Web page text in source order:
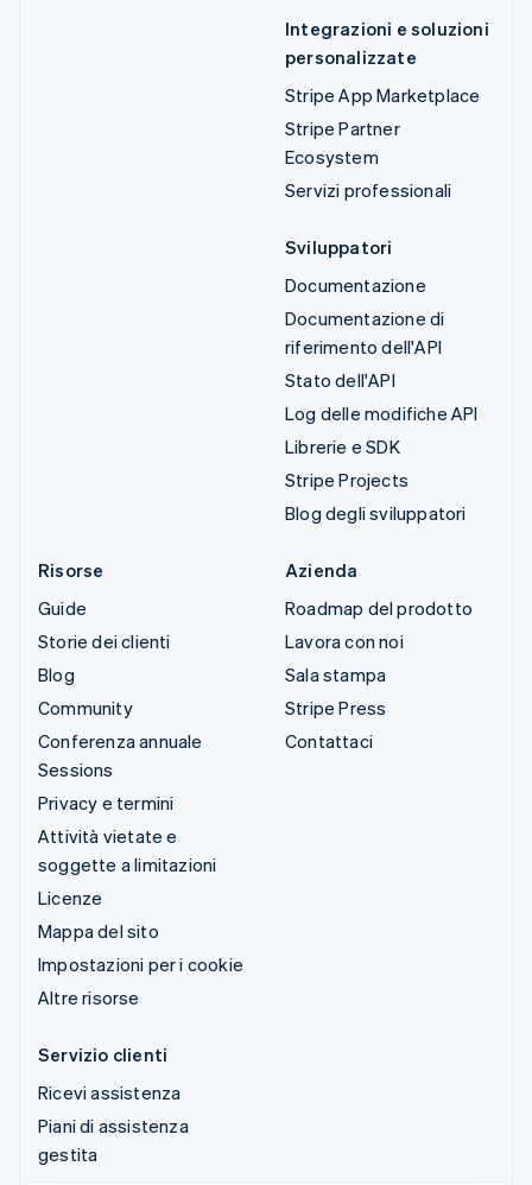
Integrazioni e soluzioni
personalizzate
Stripe App Marketplace
Stripe Partner
Ecosystem
Servizi professionali
Sviluppatori
Documentazione
Documentazione di
riferimento dell'API
Stato dell'API
Log delle modifiche API
Librerie e SDK
Stripe Projects
Blog degli sviluppatori
Risorse
Guide
Storie dei clienti
Blog
Community
Conferenza annuale
Sessions
Privacy e termini
Attività vietate e
soggette a limitazioni
Licenze
Mappa del sito
Impostazioni per i cookie
Altre risorse
Azienda
Roadmap del prodotto
Lavora con noi
Sala stampa
Stripe Press
Contattaci
Servizio clienti
Ricevi assistenza
Piani di assistenza
gestita